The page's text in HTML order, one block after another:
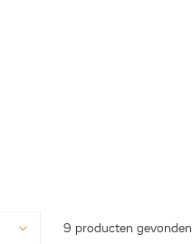
9 producten gevonden